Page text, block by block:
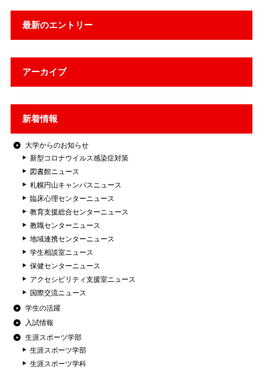
最新のエントリー
アーカイブ
新着情報
大学からのお知らせ
新型コロナウイルス感染症対策
図書館ニュース
札幌円山キャンパスニュース
臨床心理センターニュース
教育支援総合センターニュース
教職センターニュース
地域連携センターニュース
学生相談室ニュース
保健センターニュース
アクセシビリティ支援室ニュース
国際交流ニュース
学生の活躍
入試情報
生涯スポーツ学部
生涯スポーツ学部
生涯スポーツ学科